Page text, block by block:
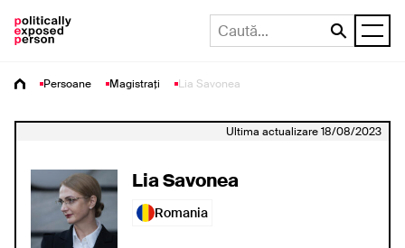
Persoane Magistrați Lia Savonea
Ultima actualizare 18/08/2023
Lia Savonea
Romania